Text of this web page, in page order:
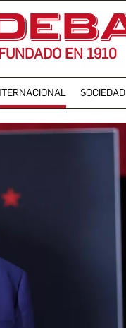
EN 1910
SOCIEDAD